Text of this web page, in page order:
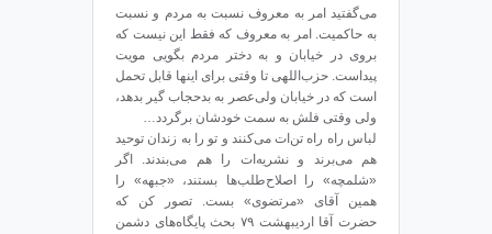
می‌گفتید امر به معروف نسبت به مردم و نسبت
به حاکمیت. امر به معروف که فقط این نیست که
بروی در خیابان و به دختر مردم بگویی مویت
پیداست. حزب‌اللهی تا وقتی برای اینها قابل تحمل
است که در خیابان ولی‌عصر به بدحجاب گیر بدهد،
ولی وقتی فلش به سمت خودشان برگردد…
لباس راه راه تن‌ات می‌کنند و تو را به زندان توحید
هم می‌برند و نشریه‌ات را هم می‌بندند. اگر
«شلمچه» را اصلاح‌طلب‌ها بستند، «جبهه» را
همین آقای «مرتضوی» بست. تصور کن که
حضرت آقا اردیبهشت ۷۹ بحث پایگاه‌های دشمن